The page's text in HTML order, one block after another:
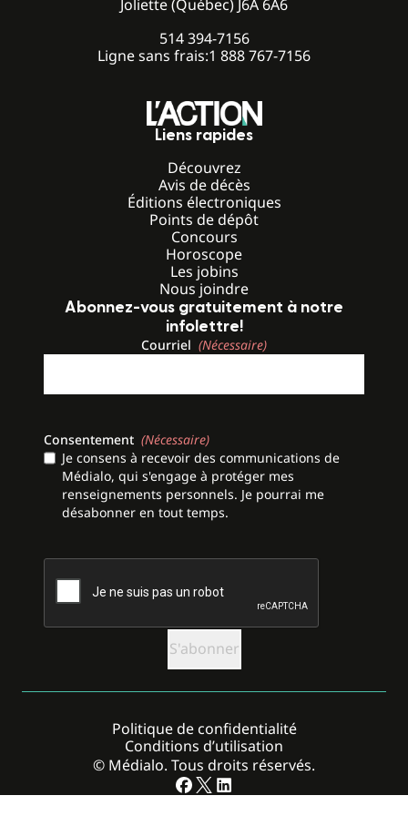
Joliette (Québec) J6A 6A6
514 394-7156
Ligne sans frais:1 888 767-7156
Liens rapides
Découvrez
Avis de décès
Éditions électroniques
Points de dépôt
Concours
Horoscope
Les jobins
Nous joindre
Abonnez-vous gratuitement à notre
infolettre!
Courriel (Nécessaire)
Consentement (Nécessaire)
Je consens à recevoir des communications de
Médialo, qui s'engage à protéger mes
renseignements personnels. Je pourrai me
désabonner en tout temps.
CAPTCHA
© Médialo. Tous droits réservés.
Politique de confidentialité
Conditions d’utilisation